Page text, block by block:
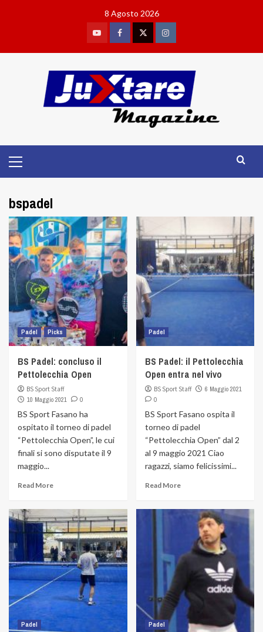
8 Agosto 2026
YoutubeFacebookTwitterInstagram
Menu
bspadel
Padel Picks
BS Padel: concluso il
Pettolecchia Open
BS Sport Staff
10 Maggio 2021
0
BS Sport Fasano ha
ospitato il torneo di padel
“Pettolecchia Open”, le cui
finali si sono disputate il 9
maggio...
Read More
Padel
BS Padel: il Pettolecchia
Open entra nel vivo
BS Sport Staff
6 Maggio 2021
0
BS Sport Fasano ospita il
torneo di padel
“Pettolecchia Open” dal 2
al 9 maggio 2021 Ciao
ragazzi, siamo felicissimi...
Read More
Padel Padel